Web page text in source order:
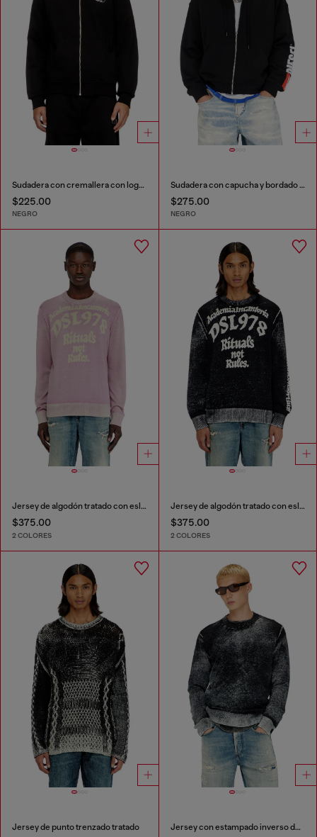
Sudadera con cremallera con logotipo metálico
$225.00
NEGRO
Sudadera con capucha y bordado de parche con logotipo
$275.00
NEGRO
Jersey de algodón tratado con eslogan
$375.00
2 COLORES
Jersey de algodón tratado con eslogan
$375.00
2 COLORES
Jersey de punto trenzado tratado Jersey con estampado inverso descolorido